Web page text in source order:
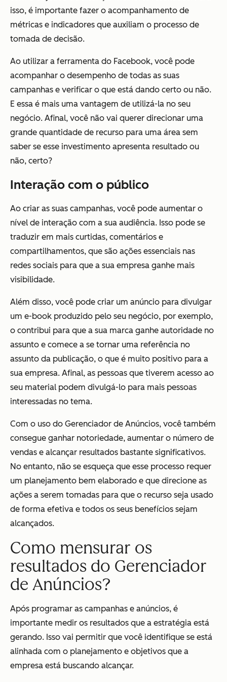
isso, é importante fazer o acompanhamento de
métricas e indicadores que auxiliam o processo de
tomada de decisão.
Ao utilizar a ferramenta do Facebook, você pode
acompanhar o desempenho de todas as suas
campanhas e verificar o que está dando certo ou não.
E essa é mais uma vantagem de utilizá-la no seu
negócio. Afinal, você não vai querer direcionar uma
grande quantidade de recurso para uma área sem
saber se esse investimento apresenta resultado ou
não, certo?
Interação com o público
Ao criar as suas campanhas, você pode aumentar o
nível de interação com a sua audiência. Isso pode se
traduzir em mais curtidas, comentários e
compartilhamentos, que são ações essenciais nas
redes sociais para que a sua empresa ganhe mais
visibilidade.
Além disso, você pode criar um anúncio para divulgar
um e-book produzido pelo seu negócio, por exemplo,
o contribui para que a sua marca ganhe autoridade no
assunto e comece a se tornar uma referência no
assunto da publicação, o que é muito positivo para a
sua empresa. Afinal, as pessoas que tiverem acesso ao
seu material podem divulgá-lo para mais pessoas
interessadas no tema.
Com o uso do Gerenciador de Anúncios, você também
consegue ganhar notoriedade, aumentar o número de
vendas e alcançar resultados bastante significativos.
No entanto, não se esqueça que esse processo requer
um planejamento bem elaborado e que direcione as
ações a serem tomadas para que o recurso seja usado
de forma efetiva e todos os seus benefícios sejam
alcançados.
Como mensurar os
resultados do Gerenciador
de Anúncios?
Após programar as campanhas e anúncios, é
importante medir os resultados que a estratégia está
gerando. Isso vai permitir que você identifique se está
alinhada com o planejamento e objetivos que a
empresa está buscando alcançar.